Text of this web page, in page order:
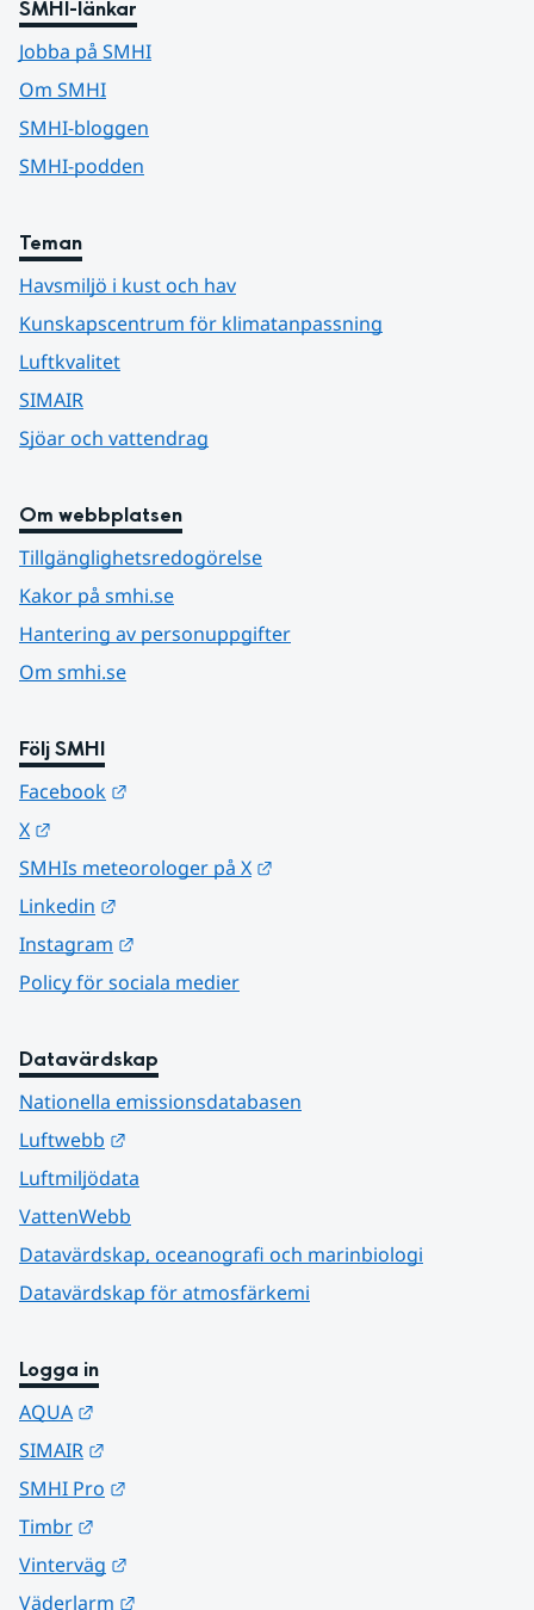
SMHI-länkar
Jobba på SMHI
Om SMHI
SMHI-bloggen
SMHI-podden
Teman
Havsmiljö i kust och hav
Kunskapscentrum för klimatanpassning
Luftkvalitet
SIMAIR
Sjöar och vattendrag
Om webbplatsen
Tillgänglighetsredogörelse
Kakor på smhi.se
Hantering av personuppgifter
Om smhi.se
Följ SMHI
Facebook
X
SMHIs meteorologer på X
Linkedin
Instagram
Policy för sociala medier
Datavärdskap
Nationella emissionsdatabasen
Luftwebb
Luftmiljödata
VattenWebb
Datavärdskap, oceanografi och marinbiologi
Datavärdskap för atmosfärkemi
Logga in
AQUA
SIMAIR
SMHI Pro
Timbr
Vinterväg
Väderlarm